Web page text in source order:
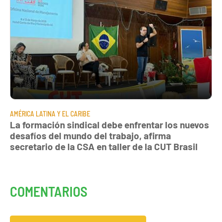
AMÉRICA LATINA Y EL CARIBE
La formación sindical debe enfrentar los nuevos
desafíos del mundo del trabajo, afirma
secretario de la CSA en taller de la CUT Brasil
COMENTARIOS